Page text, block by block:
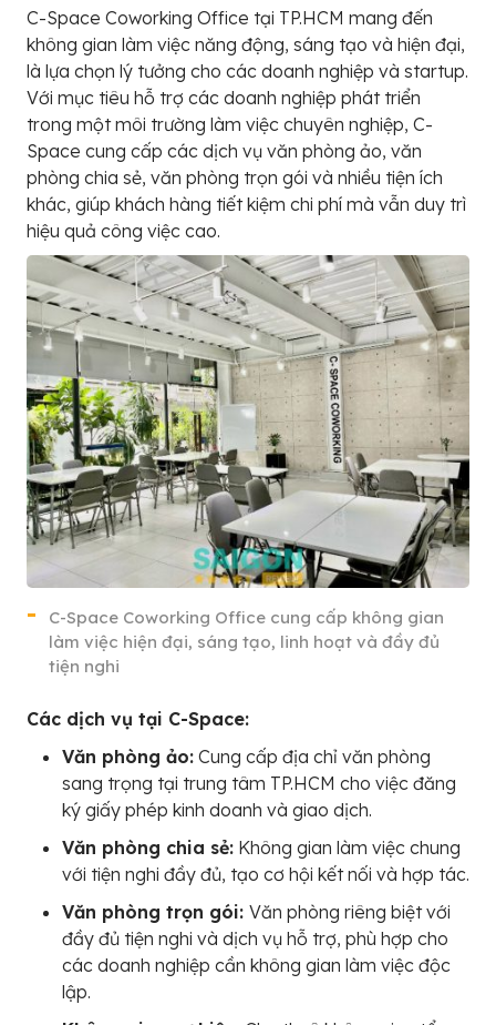
C-Space Coworking Office tại TP.HCM mang đến
không gian làm việc năng động, sáng tạo và hiện đại,
là lựa chọn lý tưởng cho các doanh nghiệp và startup.
Với mục tiêu hỗ trợ các doanh nghiệp phát triển
trong một môi trường làm việc chuyên nghiệp, C-
Space cung cấp các dịch vụ văn phòng ảo, văn
phòng chia sẻ, văn phòng trọn gói và nhiều tiện ích
khác, giúp khách hàng tiết kiệm chi phí mà vẫn duy trì
hiệu quả công việc cao.
C-Space Coworking Office cung cấp không gian
làm việc hiện đại, sáng tạo, linh hoạt và đầy đủ
tiện nghi
Các dịch vụ tại C-Space:
Văn phòng ảo: Cung cấp địa chỉ văn phòng
sang trọng tại trung tâm TP.HCM cho việc đăng
ký giấy phép kinh doanh và giao dịch.
Văn phòng chia sẻ: Không gian làm việc chung
với tiện nghi đầy đủ, tạo cơ hội kết nối và hợp tác.
Văn phòng trọn gói: Văn phòng riêng biệt với
đầy đủ tiện nghi và dịch vụ hỗ trợ, phù hợp cho
các doanh nghiệp cần không gian làm việc độc
lập.